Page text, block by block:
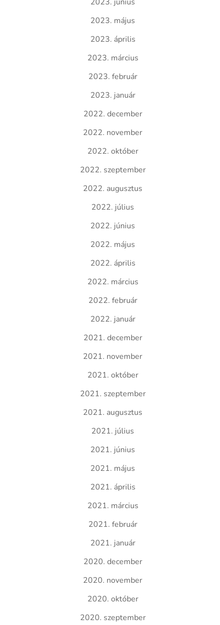
2023. május
2023. április
2023. március
2023. február
2023. január
2022. december
2022. november
2022. október
2022. szeptember
2022. augusztus
2022. július
2022. június
2022. május
2022. április
2022. március
2022. február
2022. január
2021. december
2021. november
2021. október
2021. szeptember
2021. augusztus
2021. július
2021. június
2021. május
2021. április
2021. március
2021. február
2021. január
2020. december
2020. november
2020. október
2020. szeptember